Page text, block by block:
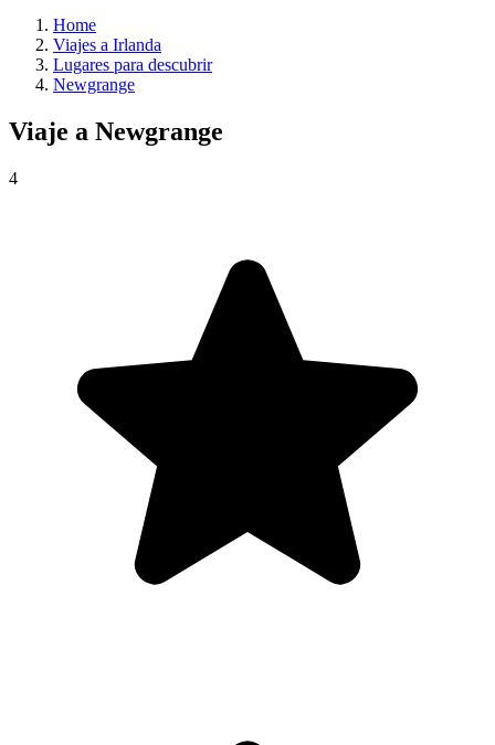
Home
Viajes a Irlanda
Lugares para descubrir
Newgrange
Viaje a Newgrange
4